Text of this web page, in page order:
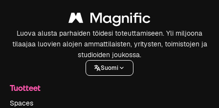
Luova alusta parhaiden töidesi toteuttamiseen. Yli miljoona
tilaajaa luovien alojen ammattilaisten, yritysten, toimistojen ja
studioiden joukossa.
Suomi
Tuotteet
Spaces